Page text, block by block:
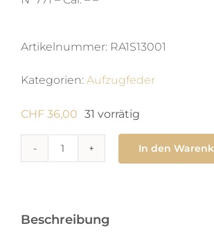
Artikelnummer: RA1S13001
Kategorien: Aufzugfeder
CHF36,00 31 vorrätig
x
In den
Beschreibung